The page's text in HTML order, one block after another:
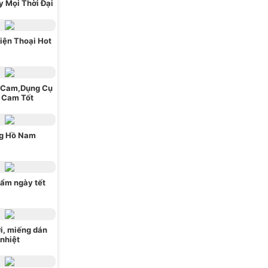
Mọi Thời Đại
Thoại Hot
Cụ
Tốt
Hồ Nam
ngày tết
miếng dán
nhiệt